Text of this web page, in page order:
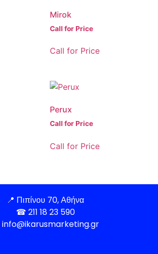
Mirok
Call for Price
Call for Price
Perux
Call for Price
Call for Price
📍 Πιπίνου 70, Αθήνα
☎ 211 18 23 590
info@ikarusmarketing.gr